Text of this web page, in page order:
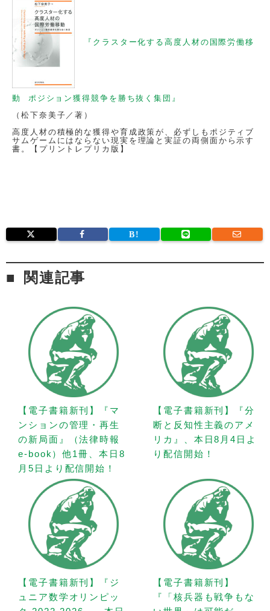
『クラスター化する高度人材の国際労働移
動 ポジション獲得競争を勝ち抜く集団』
（松下奈美子／著）
高度人材の積極的な獲得や育成政策が、必ずしもポジティブ
サムゲームにはならない現実を理論と実証の両側面から示す
書。【プリントレプリカ版】
関連記事
【電子書籍新刊】『マ
ンションの管理・再生
の新局面』（法律時報
e-book）他1冊、本日8
月5日より配信開始！
【電子書籍新刊】『分
断と反知性主義のアメ
リカ』、本日8月4日よ
り配信開始！
【電子書籍新刊】『ジ
ュニア数学オリンピッ
【電子書籍新刊】
『「核兵器も戦争もな